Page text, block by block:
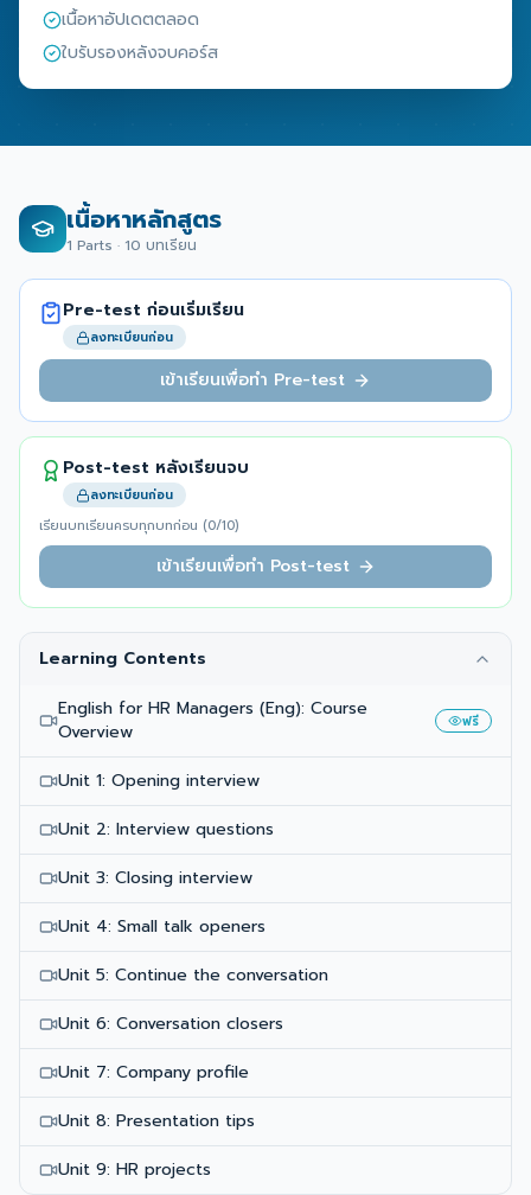
เนื้อหาอัปเดตตลอด
ใบรับรองหลังจบคอร์ส
เนื้อหาหลักสูตร
1 Parts · 10 บทเรียน
Pre-test ก่อนเริ่มเรียน
ลงทะเบียนก่อน
เข้าเรียนเพื่อทำ Pre-test
Post-test หลังเรียนจบ
ลงทะเบียนก่อน
เรียนบทเรียนครบทุกบทก่อน (0/10)
เข้าเรียนเพื่อทำ Post-test
Learning Contents
English for HR Managers (Eng): Course
Overview
ฟรี
Unit 1: Opening interview
Unit 2: Interview questions
Unit 3: Closing interview
Unit 4: Small talk openers
Unit 5: Continue the conversation
Unit 6: Conversation closers
Unit 7: Company profile
Unit 8: Presentation tips
Unit 9: HR projects